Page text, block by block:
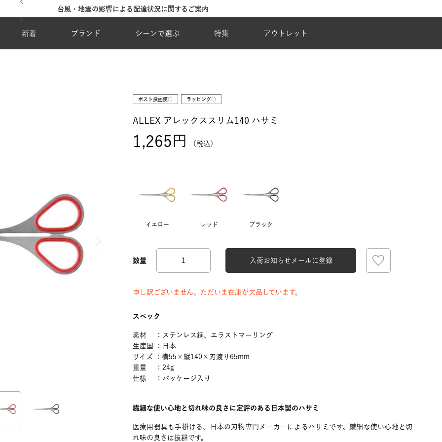
台風・地震の影響による配達状況に関するご案内
新着 ブランド シーンで選ぶ 特集 アウトレット
ポスト投函便○ ラッピング○
ALLEX アレックススリム140 ハサミ
1,265 税込
イエロー レッド ブラック
入荷お知らせメールに登録
申し訳ございません。ただいま在庫が欠品しています。
スペック
素材 ：ステンレス鋼、エラストマーリング
生産国 ：日本
サイズ ：横55×縦140×刃渡り65mm
重量 ：24g
仕様 ：パッケージ入り
繊細な使い心地と切れ味の良さに定評のある日本製のハサミ
医療用器具も手掛ける、日本の刃物専門メーカーによるハサミです。繊細な使い心地と切
れ味の良さは抜群です。